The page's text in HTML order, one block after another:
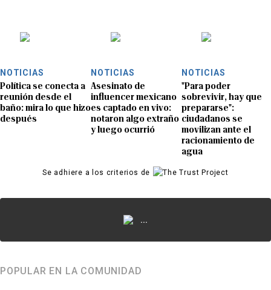
NOTICIAS
Política se conecta a
reunión desde el
baño: mira lo que hizo
después
NOTICIAS
Asesinato de
influencer mexicano
es captado en vivo:
notaron algo extraño
y luego ocurrió
NOTICIAS
"Para poder
sobrevivir, hay que
prepararse":
ciudadanos se
movilizan ante el
racionamiento de
agua
Se adhiere a los criterios de
...
POPULAR EN LA COMUNIDAD